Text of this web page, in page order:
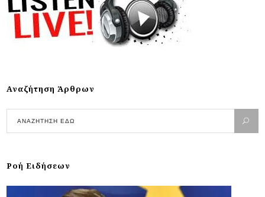
Αναζήτηση Άρθρων
Ροή Ειδήσεων